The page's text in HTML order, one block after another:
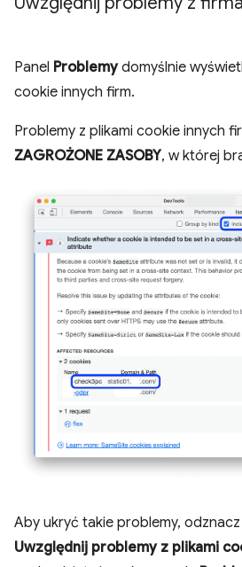
Panel Problemydomyślnie
cookie innych firm.
Problemy z plikami cookie innych
ZAGROŻONE ZASOBY, w której
Aby ukryć takie problemy,
Uwzględnij problemy z plikami